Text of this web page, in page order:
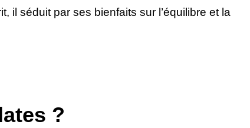
il séduit par ses bienfaits sur l’équilibre et la
?